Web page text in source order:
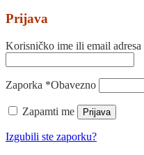
Prijava
Korisničko ime ili email adresa
Zaporka *Obavezno
Zapamti me Prijava
Izgubili ste zaporku?